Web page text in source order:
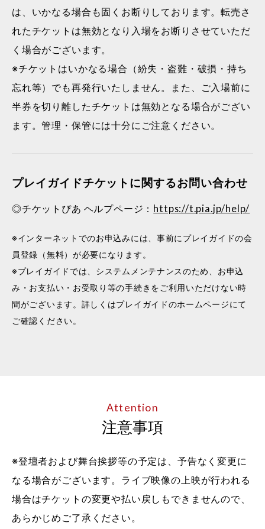
は、いかなる場合も固くお断りしております。転売さ
れたチケットは無効となり入場をお断りさせていただ
く場合がございます。
※チケットはいかなる場合（紛失・盗難・破損・持ち
忘れ等）でも再発行いたしません。また、ご入場前に
半券を切り離したチケットは無効となる場合がござい
ます。管理・保管には十分にご注意ください。
プレイガイドチケットに関するお問い合わせ
◎チケットぴあ ヘルプページ： https://t.pia.jp/help/
※インターネットでのお申込みには、事前にプレイガイドの会
員登録（無料）が必要になります。
※プレイガイドでは、システムメンテナンスのため、お申込
み・お支払い・お受取り等の手続きをご利用いただけない時
間がございます。詳しくはプレイガイドのホームページにて
ご確認ください。
Attention
注意事項
※登壇者および舞台挨拶等の予定は、予告なく変更に
なる場合がございます。ライブ映像の上映が行われる
場合はチケットの変更や払い戻しもできませんので、
あらかじめご了承ください。